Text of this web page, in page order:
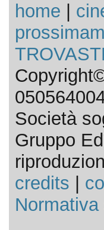
home
Società
Gruppo
credits